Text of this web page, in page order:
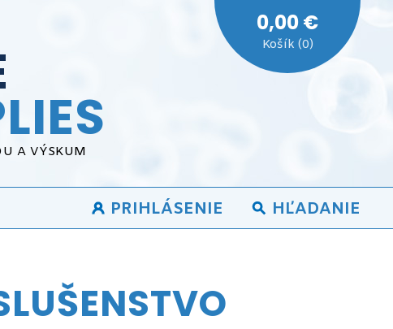
A VÝSKUM
0,00 €
Košík (0)
HĽADANIE
PRIHLÁSENIE